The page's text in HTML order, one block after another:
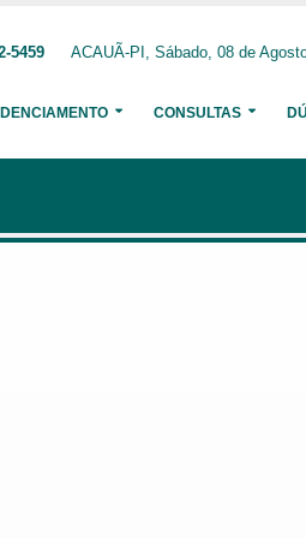
5459 ACAUÃ-PI, Sábado, 08 de
CONSULTAS